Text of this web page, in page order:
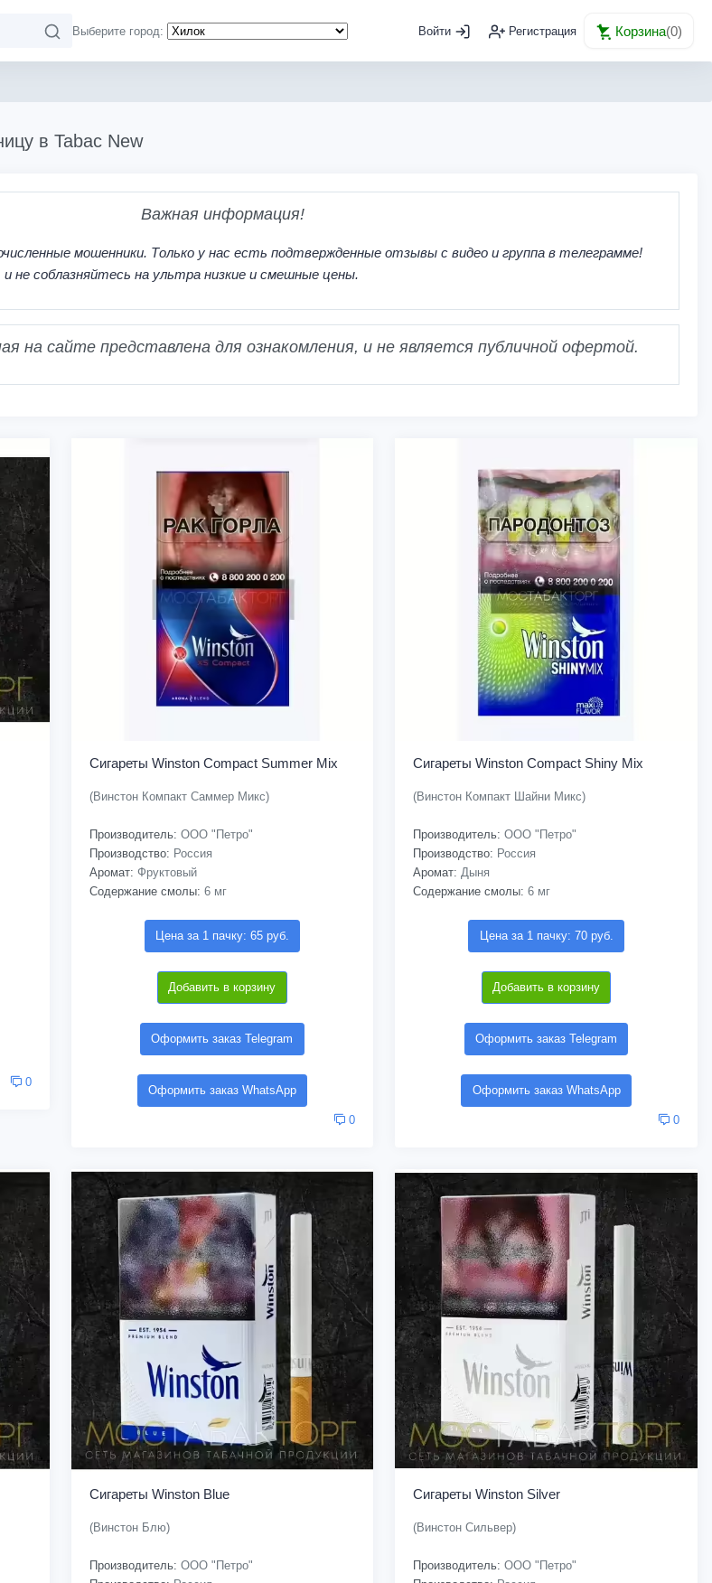
Выберите город: Войти Регистрация Корзина(0)
в Tabac New
Важная информация!
мошенники. Только у нас есть подтвержденные отзывы с видео и группа в телеграмме!
не соблазняйтесь на ультра низкие и смешные цены.
на сайте представлена для ознакомления, и не является публичной офертой.
0
Сигареты Winston Compact Summer Mix
(Винстон Компакт Саммер Микс)
Производитель: ООО "Петро"
Производство: Россия
Аромат: Фруктовый
Содержание смолы: 6 мг
Цена за 1 пачку: 65 руб.
Добавить в корзину
Оформить заказ Telegram
Оформить заказ WhatsApp
0
Сигареты Winston Compact Shiny Mix
(Винстон Компакт Шайни Микс)
Производитель: ООО "Петро"
Производство: Россия
Аромат: Дыня
Содержание смолы: 6 мг
Цена за 1 пачку: 70 руб.
Добавить в корзину
Оформить заказ Telegram
Оформить заказ WhatsApp
0
Сигареты Winston Blue
(Винстон Блю)
Производитель: ООО "Петро"
Сигареты Winston Silver
(Винстон Сильвер)
Производитель: ООО "Петро"